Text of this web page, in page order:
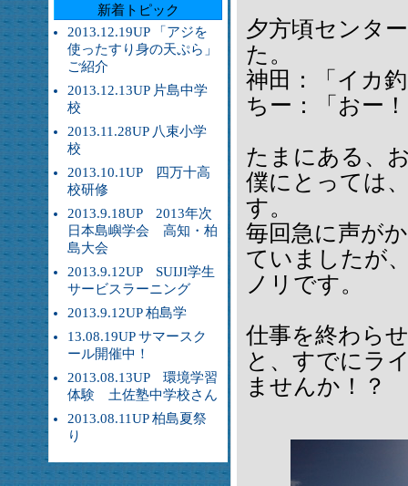
新着トピック
2013.12.19UP 「アジを
使ったすり身の天ぷら」
ご紹介
2013.12.13UP 片島中学
校
2013.11.28UP 八束小学
校
2013.10.1UP 四万十高
校研修
2013.9.18UP 2013年次
日本島嶼学会 高知・柏
島大会
2013.9.12UP SUIJI学生
サービスラーニング
2013.9.12UP 柏島学
13.08.19UP サマースク
ール開催中！
2013.08.13UP 環境学習
体験 土佐塾中学校さん
2013.08.11UP 柏島夏祭
り
夕方頃センタ
た。
神田：「イカ
ちー：「おー
たまにある、
僕にとっては
す。
毎回急に声が
ていましたが
ノリです。
仕事を終わら
と、すでにラ
ませんか！？